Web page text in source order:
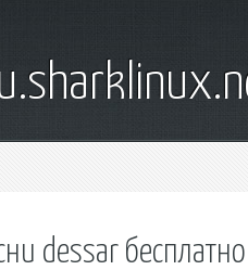
dessar бесплатно